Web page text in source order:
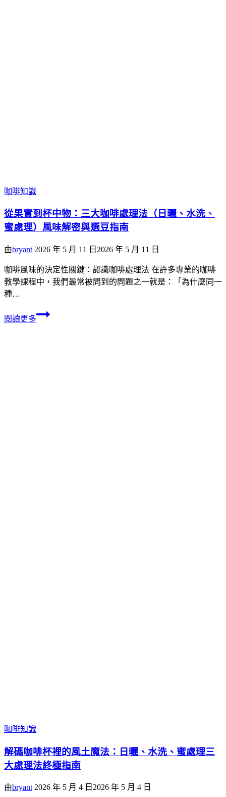
咖啡知識
從果實到杯中物：三大咖啡處理法（日曬、水洗、
蜜處理）風味解密與選豆指南
由bryant 2026 年 5 月 11 日 2026 年 5 月 11 日
咖啡風味的決定性關鍵：認識咖啡處理法 在許多專業的咖啡
教學課程中，我們最常被問到的問題之一就是：「為什麼同一
種…
閱讀更多
咖啡知識
解碼咖啡杯裡的風土魔法：日曬、水洗、蜜處理三
大處理法終極指南
由bryant 2026 年 5 月 4 日 2026 年 5 月 4 日